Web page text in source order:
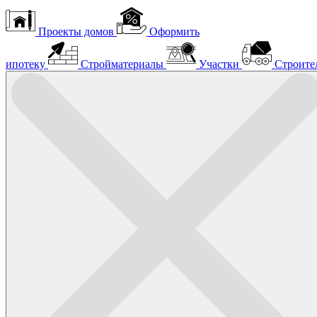
Проекты домов Оформить
ипотеку Стройматериалы Участки